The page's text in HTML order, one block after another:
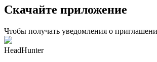
Скачайте приложение
Чтобы получать уведомления о
HeadHunter